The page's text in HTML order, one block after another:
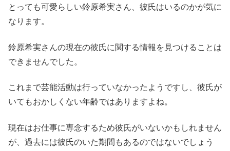
とっても可愛らしい鈴原希実さん、彼氏はいるのかが気に
なります。
鈴原希実さんの現在の彼氏に関する情報を見つけることは
できませんでした。
これまで芸能活動は行っていなかったようですし、彼氏が
いてもおかしくない年齢ではありますよね。
現在はお仕事に専念するため彼氏がいないかもしれません
が、過去には彼氏のいた期間もあるのではないでしょう